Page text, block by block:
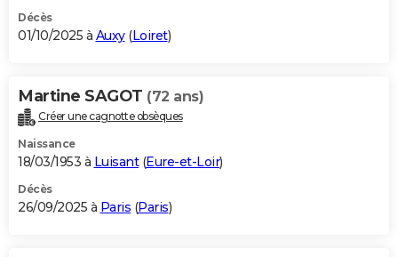
Décès
01/10/2025 à Auxy(Loiret)
Martine SAGOT (72 ans)
Créer une cagnotte obsèques
Naissance
18/03/1953 à Luisant(Eure-et-Loir)
Décès
26/09/2025 à Paris (Paris)